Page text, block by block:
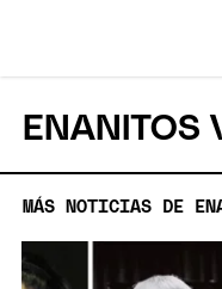
ENANITOS
MÁS NOTICIAS DE